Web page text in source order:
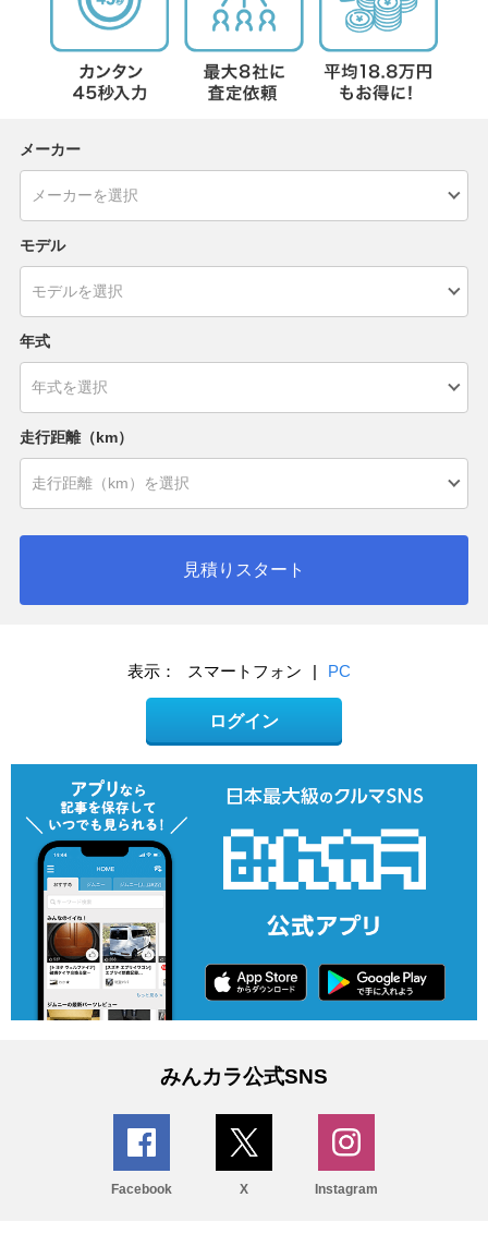
メーカー
モデル
年式
走行距離（km）
見積りスタート
表示： スマートフォン | PC
ログイン
みんカラ公式SNS
Facebook X Instagram